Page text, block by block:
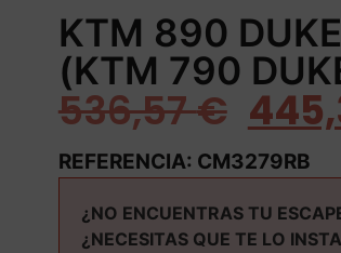
KTM 890
(KTM 790
536,57€
REFERENCIA: CM3279RB
¿NO ENCUENTRAS TU
¿NECESITAS QUE TE LO